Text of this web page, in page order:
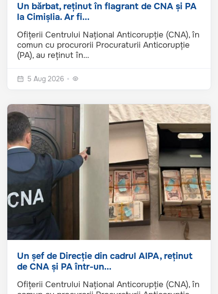
Un bărbat, reținut în flagrant de CNA și PA
la Cimișlia. Ar fi...
Ofițerii Centrului Național Anticorupție (CNA), în
comun cu procurorii Procuraturii Anticorupție
(PA), au reținut în...
5 Aug 2026
Un șef de Direcție din cadrul AIPA, reținut
de CNA și PA într-un...
Ofițerii Centrului Național Anticorupție (CNA), în